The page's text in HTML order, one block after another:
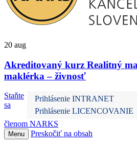
20 aug
Akreditovaný kurz Realitný
maklérka – živnosť
Prihlásenie INTRANET
Prihlásenie LICENCOVANIE
Staňte
sa
členom NARKS
Menu Preskočiť na obsah